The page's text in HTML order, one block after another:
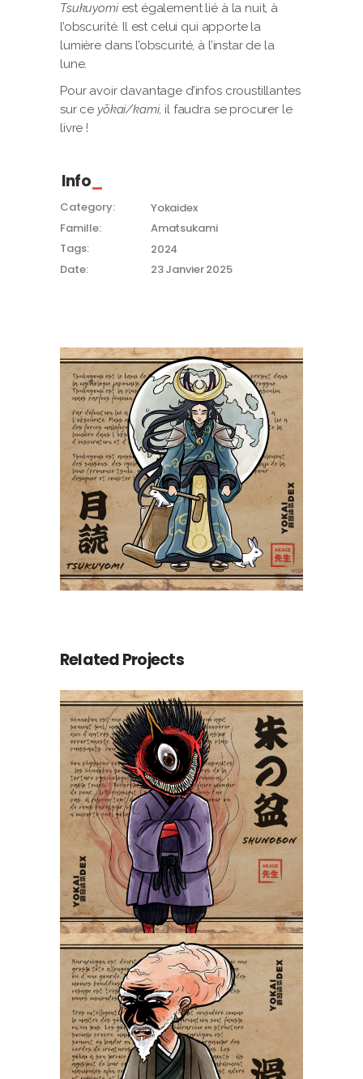
Tsukuyomiest également lié à la nuit, à
l’obscurité. Il est celui qui apporte la
lumière dans l’obscurité, à l’instar de la
lune.
Pour avoir davantage d’infos croustillantes
sur ce yōkai/kami, il faudra se procurer le
livre !
Info
Category:
Yokaidex
Famille:
Amatsukami
Tags:
2024
Date:
23 Janvier 2025
Related Projects
Shunobon 朱の盆
Yokaidex
Nurarihyon 滑瓢
Yokaidex